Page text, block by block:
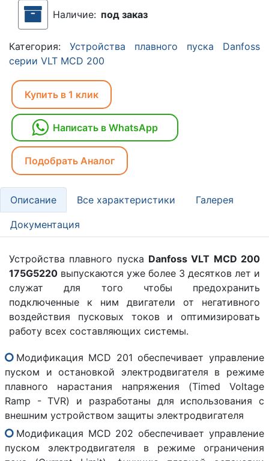
Наличие: под заказ
Категория: Устройства плавного пуска Danfoss
серии VLT MCD 200
Купить в 1 клик
Написать в WhatsApp
Подобрать Аналог
Описание Все характеристики Галерея
Документация
Устройства плавного пуска Danfoss VLT MCD 200
175G5220 выпускаются уже более 3 десятков лет и
служат для того чтобы предохранить
подключенные к ним двигатели от негативного
воздействия пусковых токов и оптимизировать
работу всех составляющих системы.
Модификация MCD 201 обеспечивает управление
пуском и остановкой электродвигателя в режиме
плавного нарастания напряжения (Timed Voltage
Ramp - TVR) и разработаны для использования с
внешним устройством защиты электродвигателя
Модификация MCD 202 обеспечивает управление
пуском электродвигателя в режиме ограничения